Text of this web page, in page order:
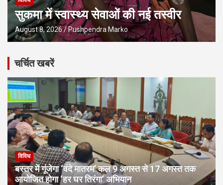
सुकमा में स्वास्थ्य सेवाओं की नई तस्वीर
August 8, 2026 Pushpendra Marko
चर्चित खबरें
विविध
बस्तर में गूंजेगा ‘वंदे मातरम’ कल 9 अगस्त से 17 अगस्त तक
आयोजित होगा ‘हर घर तिरंगा’ अभियान